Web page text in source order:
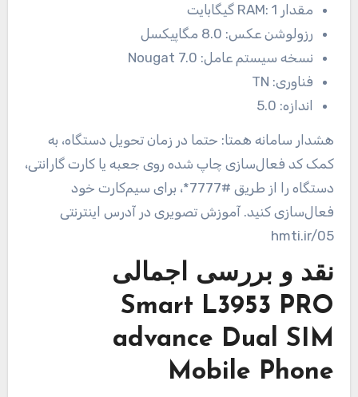
مقدار RAM: 1 گیگابایت
رزولوشن عکس: 8.0 مگاپیکسل
نسخه سیستم عامل: Nougat 7.0
فناوری: TN
اندازه: 5.0
هشدار سامانه همتا: حتما در زمان تحویل دستگاه، به
کمک کد فعال‌سازی چاپ شده روی جعبه یا کارت گارانتی،
دستگاه را از طریق #7777*، برای سیم‌کارت خود
فعال‌سازی کنید. آموزش تصویری در آدرس اینترنتی
hmti.ir/05
نقد و بررسی اجمالی
Smart L3953 PRO
advance Dual SIM
Mobile Phone